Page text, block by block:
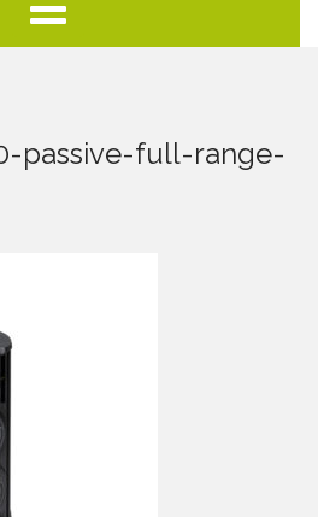
passive-full-range-